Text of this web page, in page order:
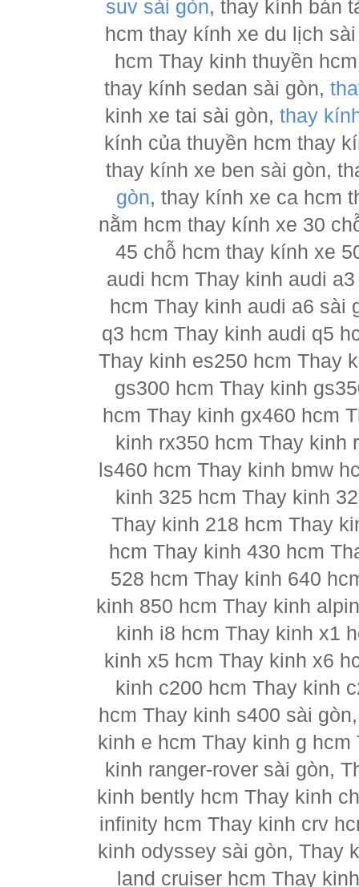
suv sài gòn, thay kính bán
hcm thay kính xe du lịch
hcm Thay kinh thuyền
thay kính sedan sài gòn,
kinh xe tai sài gòn, thay
kính của thuyền hcm thay
thay kính xe ben sài gòn,
gòn, thay kính xe ca hcm
nằm hcm thay kính xe 30
45 chỗ hcm thay kính xe
audi hcm Thay kinh audi
hcm Thay kinh audi a6 sài
q3 hcm Thay kinh audi q5
Thay kinh es250 hcm Thay
gs300 hcm Thay kinh
hcm Thay kinh gx460 hcm
kinh rx350 hcm Thay kinh
ls460 hcm Thay kinh bmw
kinh 325 hcm Thay kinh
Thay kinh 218 hcm Thay
hcm Thay kinh 430 hcm
528 hcm Thay kinh 640
kinh 850 hcm Thay kinh
kinh i8 hcm Thay kinh x1
kinh x5 hcm Thay kinh x6
kinh c200 hcm Thay kinh
hcm Thay kinh s400 sài
kinh e hcm Thay kinh g
kinh ranger-rover sài gòn,
kinh bently hcm Thay kinh
infinity hcm Thay kinh crv
kinh odyssey sài gòn, Thay
land cruiser hcm Thay